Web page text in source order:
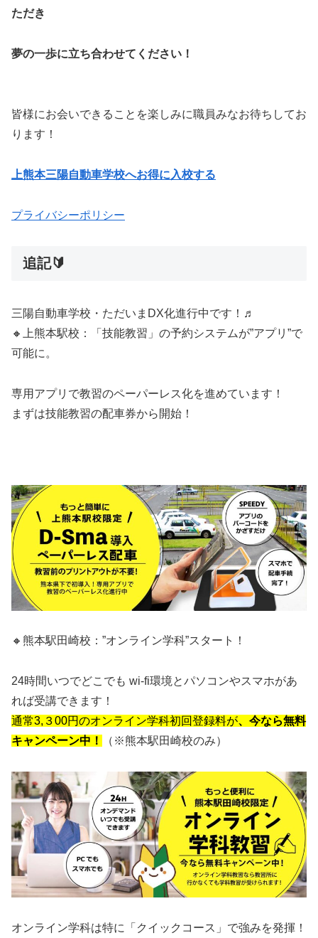
ただき
夢の一歩に立ち合わせてください！
皆様にお会いできることを楽しみに職員みなお待ちしてお
ります！
上熊本三陽自動車学校へお得に入校する
プライバシーポリシー
追記🔰
三陽自動車学校・ただいまDX化進行中です！♬
🔸上熊本駅校：「技能教習」の予約システムが”アプリ”で
可能に。
専用アプリで教習のペーパーレス化を進めています！
まずは技能教習の配車券から開始！
🔸熊本駅田崎校：”オンライン学科”スタート！
24時間いつでどこでも wi-fi環境とパソコンやスマホがあ
れば受講できます！
通常3,３00円のオンライン学科初回登録料が、今なら無料
キャンペーン中！
（※熊本駅田崎校のみ）
オンライン学科は特に「クイックコース」で強みを発揮！